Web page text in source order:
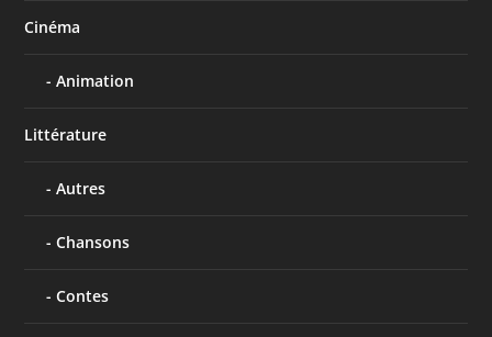
Cinéma
Animation
Littérature
Autres
Chansons
Contes